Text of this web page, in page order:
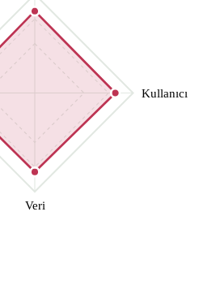
Kullanıcı
Veri